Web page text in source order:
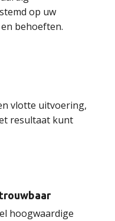
op uw
behoeften.
vlotte uitvoering,
resultaat kunt
hoogwaardige